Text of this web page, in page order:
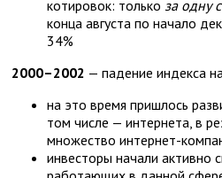
котировок: только за одну
конца августа по начало
34%
2000–2002 — падение индекса
на это время пришлось
том числе — интернета, в
множество интернет-
инвесторы начали активно